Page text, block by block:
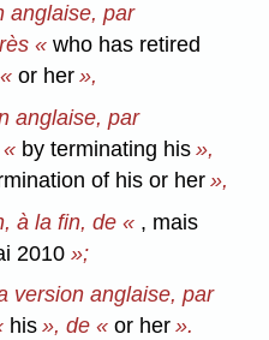
anglaise, par
« who has retired
or her»,
anglaise, par
by terminating his»,
of his or her»,
à la fin, de «, mais
2010 »;
version anglaise, par
his », de «or her ».